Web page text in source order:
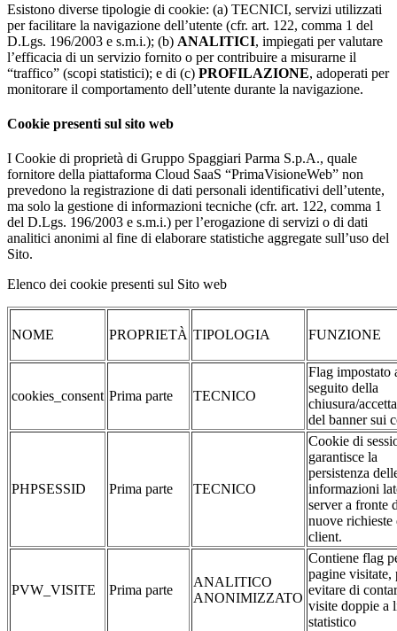
Esistono diverse tipologie di cookie: (a) TECNICI, servizi utilizzati
per facilitare la navigazione dell’utente (cfr. art. 122, comma 1 del
D.Lgs. 196/2003 e s.m.i.); (b) ANALITICI, impiegati per valutare
l’efficacia di un servizio fornito o per contribuire a misurarne il
“traffico” (scopi statistici); e di (c) PROFILAZIONE, adoperati per
monitorare il comportamento dell’utente durante la navigazione.
Cookie presenti sul sito web
I Cookie di proprietà di Gruppo Spaggiari Parma S.p.A., quale
fornitore della piattaforma Cloud SaaS “PrimaVisioneWeb” non
prevedono la registrazione di dati personali identificativi dell’utente,
ma solo la gestione di informazioni tecniche (cfr. art. 122, comma 1
del D.Lgs. 196/2003 e s.m.i.) per l’erogazione di servizi o di dati
analitici anonimi al fine di elaborare statistiche aggregate sull’uso del
Sito.
Elenco dei cookie presenti sul Sito web
NOME PROPRIETÀ TIPOLOGIA FUNZIONE
cookies_consent Prima parte TECNICO
Flag impostato
seguito della
chiusura/
del banner sui
PHPSESSID Prima parte TECNICO
Cookie di
garantisce la
persistenza
informazioni
server a fronte
nuove richieste
client.
PVW_VISITE Prima parte
ANALITICO
ANONIMIZZATO
Contiene flag
pagine visitate,
evitare di
visite doppie a
statistico